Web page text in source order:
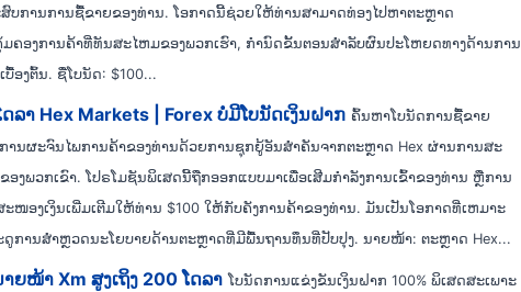
ສົບການການຊື້ຂາຍຂອງທ່ານ. ໂອກາດນີ້ຊ່ວຍໃຫ້ທ່ານສາມາດທ່ອງໄປຫາຕະຫຼາດ
ມຄອງການຄ້າທີ່ທັນສະໄຫມຂອງພວກເຮົາ, ກໍານົດຂັ້ນຕອນສໍາລັບຜົນປະໂຫຍດທາງດ້ານການ
ອງຕົ້ນ. ຊື່ໂບນັດ: $100...
ລາ Hex Markets | Forex ບໍ່ມີໂບນັດເງິນຝາກ ຄົ້ນຫາໂບນັດການຊື້ຂາຍ
ການຜະຈົນໄພການຄ້າຂອງທ່ານດ້ວຍການຊຸກຍູ້ອັນສໍາຄັນຈາກຕະຫຼາດ Hex ຜ່ານການສະ
ອງພວກເຂົາ. ໂປຣໂມຊັນພິເສດນີ້ຖືກອອກແບບມາເພື່ອເສີມກຳລັງການເຂົ້າຂອງທ່ານ ຫຼືການ
ະໜອງເງິນເພີ່ມເຕີມໃຫ້ທ່ານ $100 ໃຫ້ກັບຄັງການຄ້າຂອງທ່ານ. ມັນ​ເປັນ​ໂອ​ກາດ​ທີ່​ເຫມາະ​
ດູ​ການ​ສໍາ​ຫຼວດ​ນະ​ໂຍ​ບາຍ​ດ້ານ​ຕະ​ຫຼາດ​ທີ່​ມີ​ພື້ນ​ຖານ​ທຶນ​ທີ່​ປັບ​ປຸງ​. ນາຍໜ້າ: ຕະຫຼາດ Hex...
ຍໜ້າ Xm ສູງເຖິງ 200 ໂດລາ ໂບນັດການແຂ່ງຂັນເງິນຝາກ 100% ພິເສດສະເພາະ